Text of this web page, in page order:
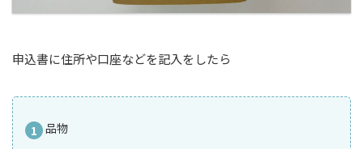
申込書に住所や口座などを記入をしたら
品物